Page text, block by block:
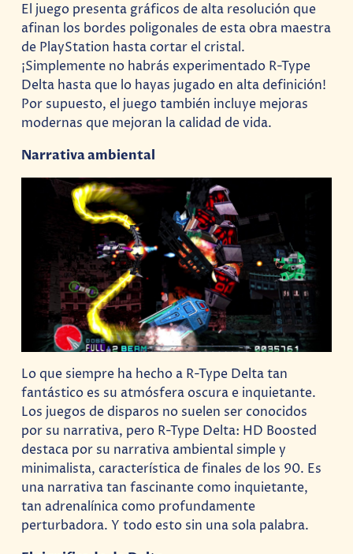
El juego presenta gráficos de alta resolución que
afinan los bordes poligonales de esta obra maestra
de PlayStation hasta cortar el cristal.
¡Simplemente no habrás experimentado R-Type
Delta hasta que lo hayas jugado en alta definición!
Por supuesto, el juego también incluye mejoras
modernas que mejoran la calidad de vida.
Narrativa ambiental
Lo que siempre ha hecho a R-Type Delta tan
fantástico es su atmósfera oscura e inquietante.
Los juegos de disparos no suelen ser conocidos
por su narrativa, pero R-Type Delta: HD Boosted
destaca por su narrativa ambiental simple y
minimalista, característica de finales de los 90. Es
una narrativa tan fascinante como inquietante,
tan adrenalínica como profundamente
perturbadora. Y todo esto sin una sola palabra.